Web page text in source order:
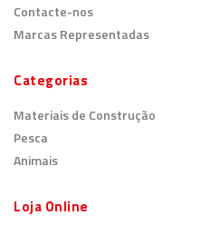
Contacte-nos
Marcas Representadas
Categorias
Materiais de Construção
Pesca
Animais
Loja Online